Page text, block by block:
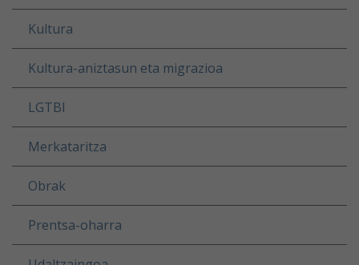
Kultura
Kultura-aniztasun eta migrazioa
LGTBI
Merkataritza
Obrak
Prentsa-oharra